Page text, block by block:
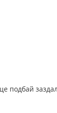
подбай